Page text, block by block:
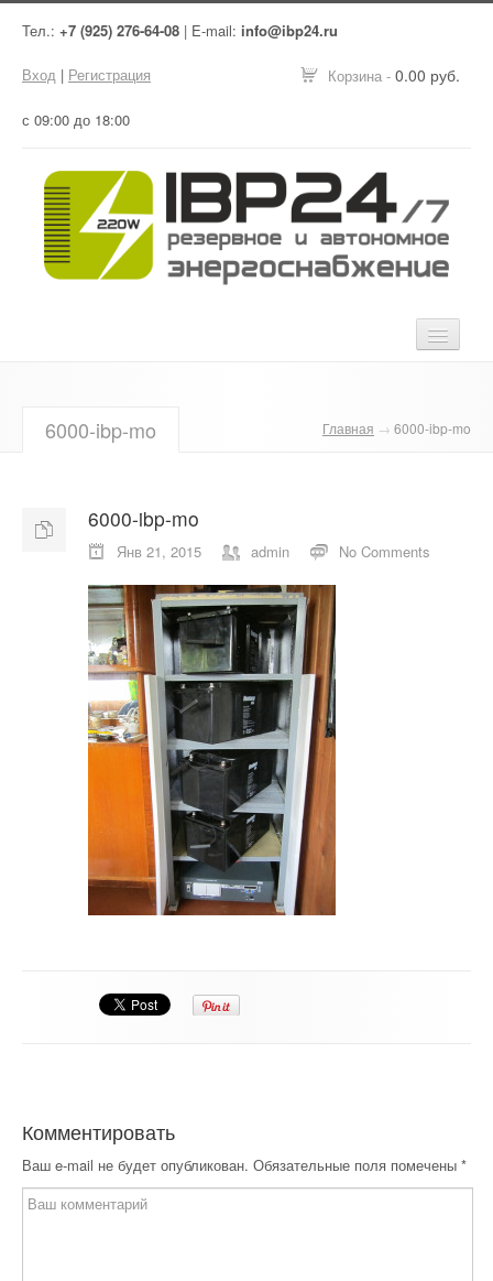
Тел.: +7 (925) 276-64-08 | E-mail: info@ibp24.ru
Корзина - 0.00 руб.
Вход | Регистрация
с 09:00 до 18:00
Оборудование
О компании
Контакты
6000-ibp-mo Главная → 6000-ibp-mo
6000-ibp-mo
Янв 21, 2015 admin No Comments
Комментировать
Ваш e-mail не будет опубликован. Обязательные поля помечены *